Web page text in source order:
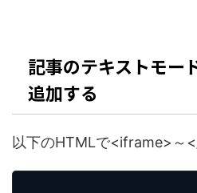
記事のテキストモー
追加する
以下のHTMLで<iframe>～